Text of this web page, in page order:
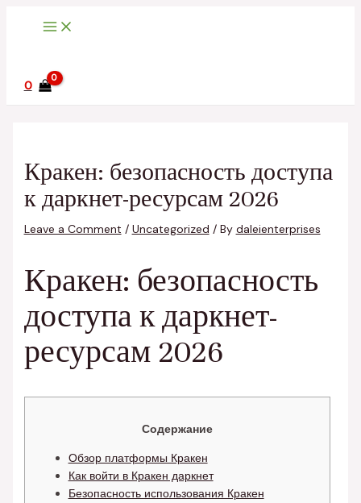
0
Кракен: безопасность доступа
к даркнет-ресурсам 2026
Leave a Comment / Uncategorized / By daleienterprises
Кракен: безопасность
доступа к даркнет-
ресурсам 2026
Содержание
Обзор платформы Кракен
Как войти в Кракен даркнет
Безопасность использования Кракен
navigation
here..